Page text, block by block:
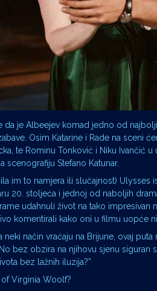
da je Albeejev komad jedno od
Osim Katarine i Rade na sceni
te Rominu Tonković i Niku Ivančić
scenografiju Stefano Katunar.
im to namjera ili slučajnost)
20. stoljeća i jednoj od naboljih
udahnuli život na tako
komentirali kako oni u filmu uopće
neki način vraćaju na Brijune, ovaj
bez obzira na njihovu sjenu siguran
bez lažnih iluzija?”
of Virginia Woolf?